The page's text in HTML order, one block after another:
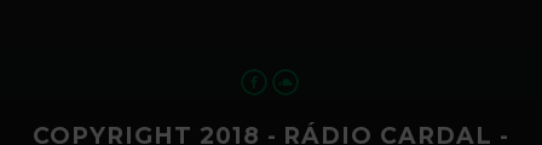
COPYRIGHT 2018 - RÁDIO CARDAL -